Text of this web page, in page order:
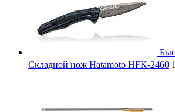
Складной нож Hatamoto HFK-2460